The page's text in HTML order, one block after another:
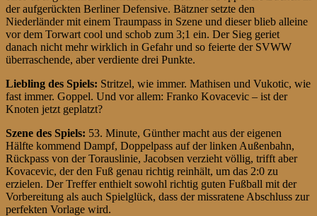
der aufgerückten Berliner Defensive. Bätzner setzte den
Niederländer mit einem Traumpass in Szene und dieser blieb alleine
vor dem Torwart cool und schob zum 3;1 ein. Der Sieg geriet
danach nicht mehr wirklich in Gefahr und so feierte der SVWW
überraschende, aber verdiente drei Punkte.
Liebling des Spiels: Stritzel, wie immer. Mathisen und Vukotic, wie
fast immer. Goppel. Und vor allem: Franko Kovacevic – ist der
Knoten jetzt geplatzt?
Szene des Spiels: 53. Minute, Günther macht aus der eigenen
Hälfte kommend Dampf, Doppelpass auf der linken Außenbahn,
Rückpass von der Torauslinie, Jacobsen verzieht völlig, trifft aber
Kovacevic, der den Fuß genau richtig reinhält, um das 2:0 zu
erzielen. Der Treffer enthielt sowohl richtig guten Fußball mit der
Vorbereitung als auch Spielglück, dass der missratene Abschluss zur
perfekten Vorlage wird.